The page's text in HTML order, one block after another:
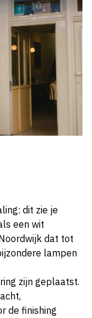
dit zie je
een wit
dat tot
lampen
zijn geplaatst.
de finishing